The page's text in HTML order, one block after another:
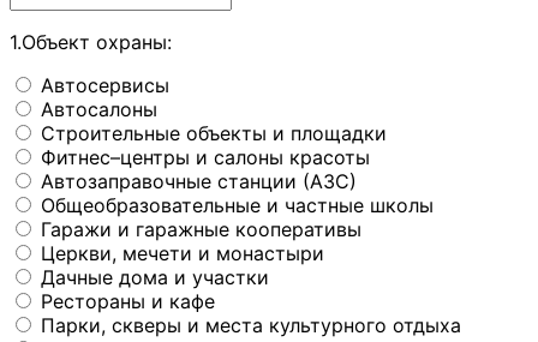
1.Объект охраны:
Автосервисы
Автосалоны
Строительные объекты и площадки
Фитнес–центры и салоны красоты
Автозаправочные станции (АЗС)
Общеобразовательные и частные школы
Гаражи и гаражные кооперативы
Церкви, мечети и монастыри
Дачные дома и участки
Рестораны и кафе
Парки, скверы и места культурного отдыха